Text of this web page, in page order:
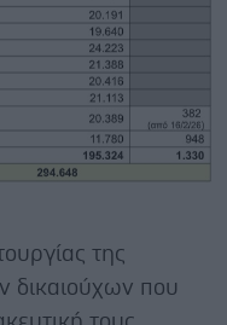
της
δικαιούχων που